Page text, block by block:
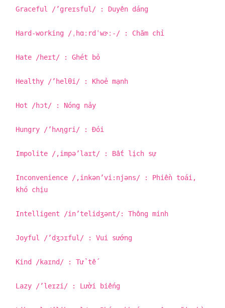
Graceful /’greɪsful/ : Duyên dáng
Hard-working /ˌhɑːrdˈwɝː-/ : Chăm chỉ
Hate /heɪt/ : Ghét bỏ
Healthy /’helθi/ : Khoẻ mạnh
Hot /hɔt/ : Nóng nảy
Hungry /’hʌɳgri/ : Đói
Impolite /,impə’laɪt/ : Bất lịch sự
Inconvenience /,inkən’vi:njəns/ : Phiền toái,
khó chịu
Intelligent /in’telidʒənt/: Thông minh
Joyful /’dʒɔɪful/ : Vui sướng
Kind /kaɪnd/ : Tử tế
Lazy /’leɪzi/ : Lười biếng